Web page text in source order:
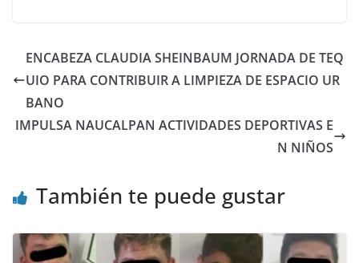
ENCABEZA CLAUDIA SHEINBAUM JORNADA DE TEQ
UIO PARA CONTRIBUIR A LIMPIEZA DE ESPACIO UR
BANO
IMPULSA NAUCALPAN ACTIVIDADES DEPORTIVAS E
N NIÑOS
También te puede gustar